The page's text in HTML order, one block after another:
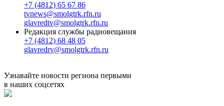
+7 (4812) 65 67 86
tvnews@smolgtrk.rfn.ru
glavredtv@smolgtrk.rfn.ru
Редакция службы радиовещания
+7 (4812) 68 48 05
glavredrv@smolgtrk.rfn.ru
Узнавайте новости региона первыми
в наших соцсетях